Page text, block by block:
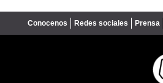
Conocenos Redes sociales Prensa